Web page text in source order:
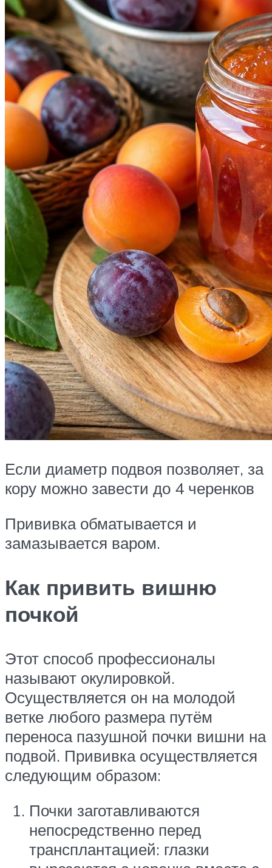
Если диаметр подвоя позволяет, за
кору можно завести до 4 черенков
Прививка обматывается и
замазывается варом.
Как привить вишню
почкой
Этот способ профессионалы
называют окулировкой.
Осуществляется он на молодой
ветке любого размера путём
переноса пазушной почки вишни на
подвой. Прививка осуществляется
следующим образом:
Почки заготавливаются
непосредственно перед
трансплантацией: глазки